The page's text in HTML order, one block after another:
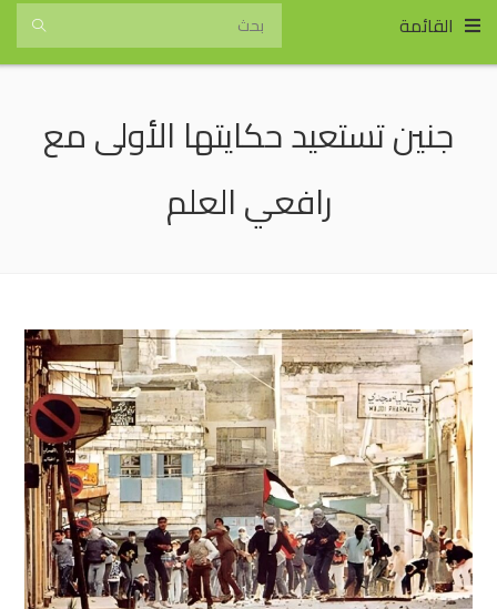
القائمة
جنين تستعيد حكايتها الأولى مع
رافعي العلم